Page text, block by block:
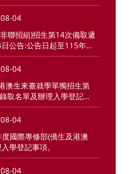
04
聯招組)招生第14次備取遞
公告:公告日起至115年8
線上報到)
04
澳生來臺就學單獨招生第
取名單及辦理入學登記事
04
國際專修部(僑生及港澳
學登記事項。
04